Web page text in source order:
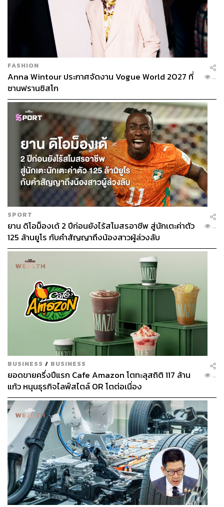
FASHION
Anna Wintour ประกาศจัดงาน Vogue World 2027 ที่
ซานฟรานซิสโก
...
SPORT
ยาน ดิโอม็องเด้ 2 ปีก่อนยังไร้สโมสรอาชีพ สู่นักเตะค่าตัว
125 ล้านยูโร กับคำสัญญาถึงน้องสาวผู้ล่วงลับ
...
BUSINESS / BUSINESS
ยอดขายครึ่งปีแรก Cafe Amazon โตทะลุสถิติ 117 ล้าน
แก้ว หนุนธุรกิจไลฟ์สไตล์ OR โตต่อเนื่อง
...